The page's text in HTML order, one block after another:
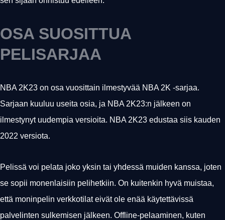
OSA SUOSITTUA
PELISARJAA
NBA 2K23 on osa vuosittain ilmestyvää NBA 2K -sarjaa.
Sarjaan kuuluu useita osia, ja NBA 2K23:n jälkeen on
ilmestynyt uudempia versioita. NBA 2K23 edustaa siis kauden
2022 versiota.
Pelissä voi pelata joko yksin tai yhdessä muiden kanssa, joten
se sopii monenlaisiin pelihetkiin. On kuitenkin hyvä muistaa,
että moninpelin verkkotilat eivät ole enää käytettävissä
palvelinten sulkemisen jälkeen. Offline-pelaaminen, kuten